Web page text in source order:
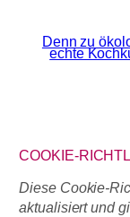
Denn zu
echte
COOKIE-
Diese Cookie-
aktualisiert und